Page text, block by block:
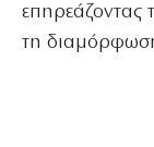
επηρεάζοντας
τη